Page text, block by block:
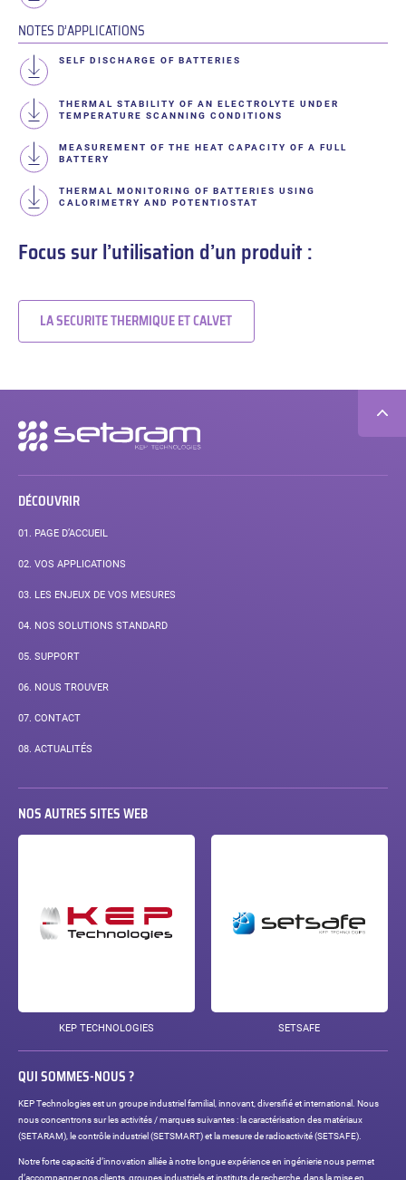
NOTES D’APPLICATIONS
SELF DISCHARGE OF BATTERIES
THERMAL STABILITY OF AN ELECTROLYTE UNDER
TEMPERATURE SCANNING CONDITIONS
MEASUREMENT OF THE HEAT CAPACITY OF A FULL
BATTERY
THERMAL MONITORING OF BATTERIES USING
CALORIMETRY AND POTENTIOSTAT
Focus sur l’utilisation d’un produit :
LA SECURITE THERMIQUE ET CALVET
Navigation
secondaire
DÉCOUVRIR
01. PAGE D’ACCUEIL
02. VOS APPLICATIONS
03. LES ENJEUX DE VOS MESURES
04. NOS SOLUTIONS STANDARD
05. SUPPORT
06. NOUS TROUVER
07. CONTACT
08. ACTUALITÉS
NOS AUTRES SITES WEB
KEP TECHNOLOGIES SETSAFE
QUI SOMMES-NOUS ?
KEP Technologies est un groupe industriel familial, innovant, diversifié et international. Nous
nous concentrons sur les activités / marques suivantes : la caractérisation des matériaux
(SETARAM), le contrôle industriel (SETSMART) et la mesure de radioactivité (SETSAFE).
Notre forte capacité d’innovation alliée à notre longue expérience en ingénierie nous permet
d’accompagner nos clients, groupes industriels et instituts de recherche, dans la mise en